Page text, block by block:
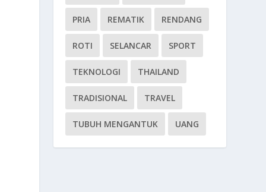
PRIA REMATIK RENDANG
ROTI SELANCAR SPORT
TEKNOLOGI THAILAND
TRADISIONAL TRAVEL
TUBUH MENGANTUK UANG